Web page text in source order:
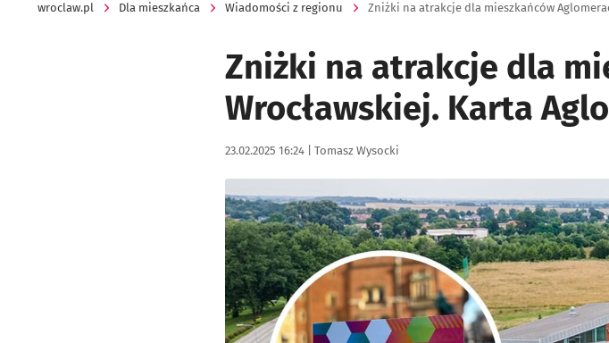
wroclaw.pl Dla mieszkańca Wiadomości z regionu Zniżki na atrakcje dla mieszkańców
Zniżki na atrakcje dla
Wrocławskiej. Karta
Data publikacji:
23.02.2025 16:24 | Autor:
Tomasz Wysocki